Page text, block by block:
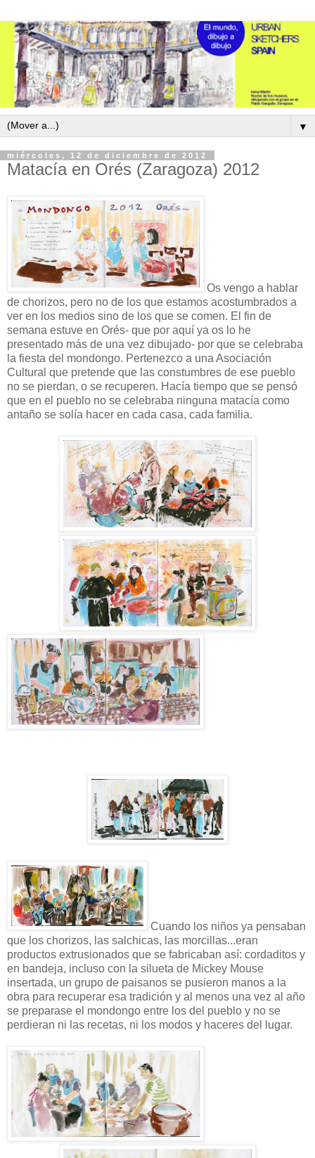
▼
miércoles, 12 de diciembre de 2012
Matacía en Orés (Zaragoza) 2012
Os vengo a hablar
de chorizos, pero no de los que estamos acostumbrados a
ver en los medios sino de los que se comen. El fin de
semana estuve en Orés- que por aquí ya os lo he
presentado más de una vez dibujado- por que se celebraba
la fiesta del mondongo. Pertenezco a una Asociación
Cultural que pretende que las constumbres de ese pueblo
no se pierdan, o se recuperen. Hacía tiempo que se pensó
que en el pueblo no se celebraba ninguna matacía como
antaño se solía hacer en cada casa, cada familia.
Cuando los niños ya pensaban
que los chorizos, las salchicas, las morcillas...eran
productos extrusionados que se fabricaban así: cordaditos y
en bandeja, incluso con la silueta de Mickey Mouse
insertada, un grupo de paisanos se pusieron manos a la
obra para recuperar esa tradición y al menos una vez al año
se preparase el mondongo entre los del pueblo y no se
perdieran ni las recetas, ni los modos y haceres del lugar.